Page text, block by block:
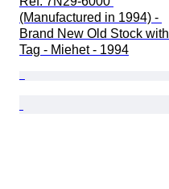
(Manufactured in 1994) -
Brand New Old Stock with
Tag - Miehet - 1994